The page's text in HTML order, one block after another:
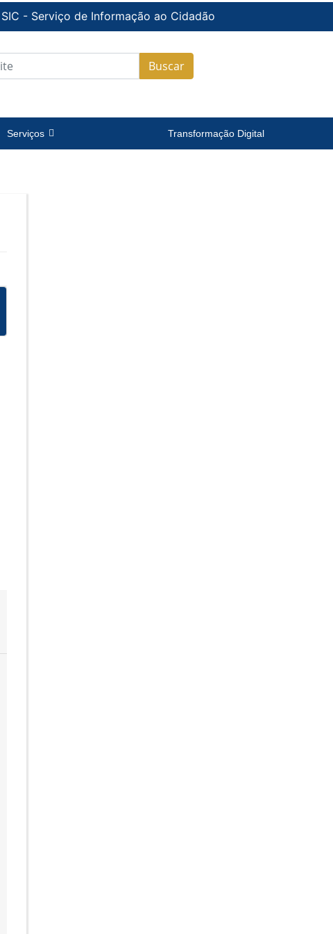
SIC - Serviço de Informação ao Cidadão
Buscar
Serviços Transformação Digital